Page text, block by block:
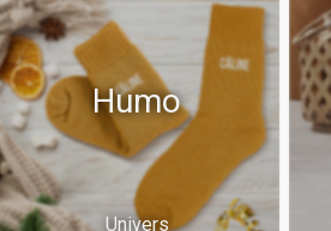
Humo
Univers